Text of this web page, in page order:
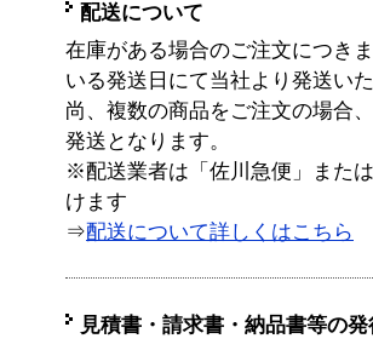
配送について
在庫がある場合のご注文につき
いる発送日にて当社より発送い
尚、複数の商品をご注文の場合
発送となります。
※配送業者は「佐川急便」また
けます
⇒配送について詳しくはこちら
見積書・請求書・納品書等の